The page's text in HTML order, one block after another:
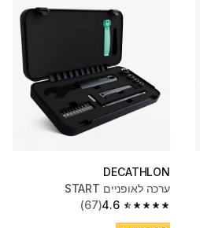
DECATHLON
ערכה לאופניים START
4.6
4.6 out of 5 stars from 67 reviews
(67)